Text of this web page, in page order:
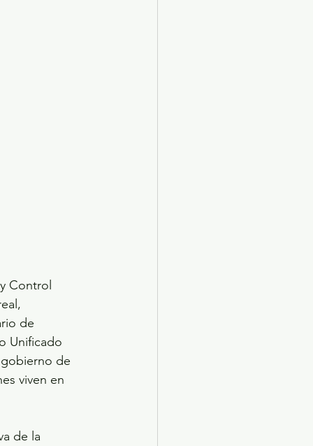
Control
de
Unificado
de
viven en
de la